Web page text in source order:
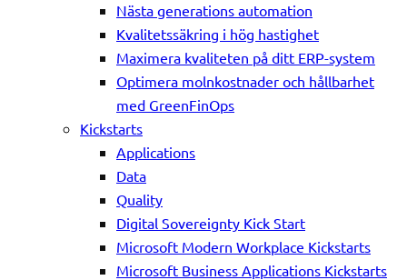
Nästa generations automation
Kvalitetssäkring i hög hastighet
Maximera kvaliteten på ditt ERP-system
Optimera molnkostnader och hållbarhet
med GreenFinOps
Kickstarts
Applications
Data
Quality
Digital Sovereignty Kick Start
Microsoft Modern Workplace Kickstarts
Microsoft Business Applications Kickstarts